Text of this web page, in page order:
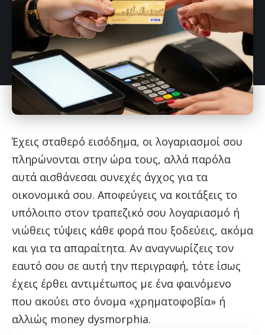
Έχεις σταθερό εισόδημα, οι λογαριασμοί σου
πληρώνονται στην ώρα τους, αλλά παρόλα
αυτά αισθάνεσαι συνεχές άγχος για τα
οικονομικά σου. Αποφεύγεις να κοιτάξεις το
υπόλοιπο στον τραπεζικό σου λογαριασμό ή
νιώθεις τύψεις κάθε φορά που ξοδεύεις, ακόμα
και για τα απαραίτητα. Αν αναγνωρίζεις τον
εαυτό σου σε αυτή την περιγραφή, τότε ίσως
έχεις έρθει αντιμέτωπος με ένα φαινόμενο
που ακούει στο όνομα «χρηματοφοβία» ή
αλλιώς money dysmorphia.